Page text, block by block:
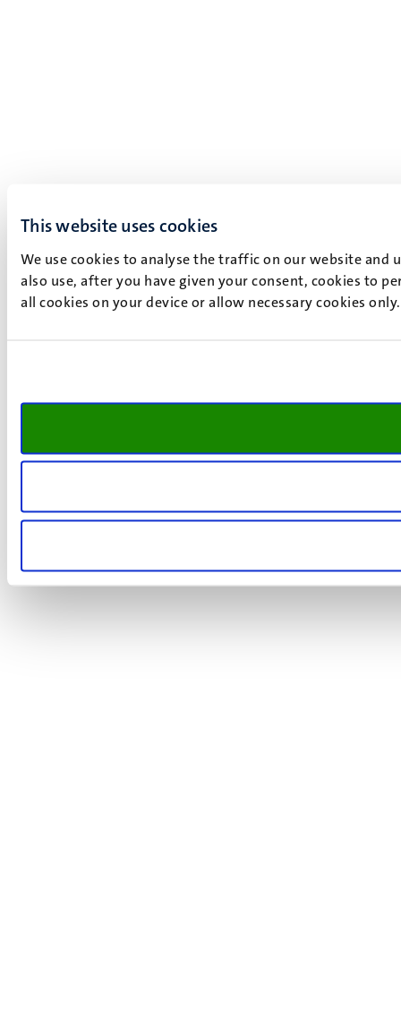
This website uses cookies
We use cookies to analyse the traffic on our website and
also use, after you have given your consent, cookies to
all cookies on your device or allow necessary cookies